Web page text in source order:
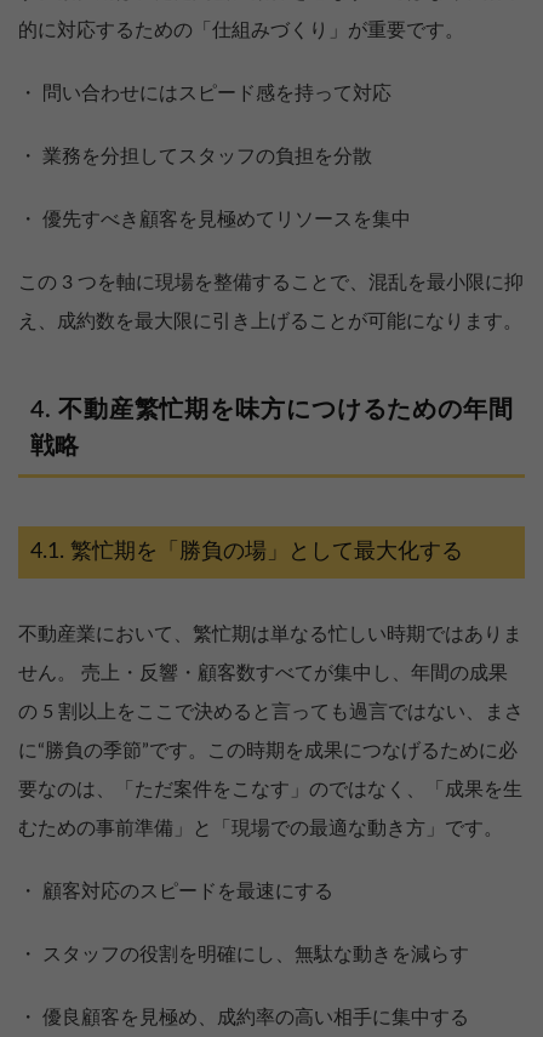
的に対応するための「仕組みづくり」が重要です。
・ 問い合わせにはスピード感を持って対応
・ 業務を分担してスタッフの負担を分散
・ 優先すべき顧客を見極めてリソースを集中
この 3 つを軸に現場を整備することで、混乱を最小限に抑
え、成約数を最大限に引き上げることが可能になります。
不動産繁忙期を味方につけるための年間
戦略
繁忙期を「勝負の場」として最大化する
不動産業において、繁忙期は単なる忙しい時期ではありま
せん。 売上・反響・顧客数すべてが集中し、年間の成果
の 5 割以上をここで決めると言っても過言ではない、まさ
に“勝負の季節”です。この時期を成果につなげるために必
要なのは、「ただ案件をこなす」のではなく、「成果を生
むための事前準備」と「現場での最適な動き方」です。
・ 顧客対応のスピードを最速にする
・ スタッフの役割を明確にし、無駄な動きを減らす
・ 優良顧客を見極め、成約率の高い相手に集中する